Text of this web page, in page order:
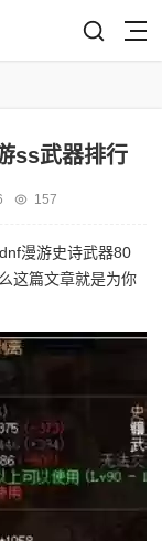
ss武器排行
157
漫游史诗武器80
这篇文章就是为你